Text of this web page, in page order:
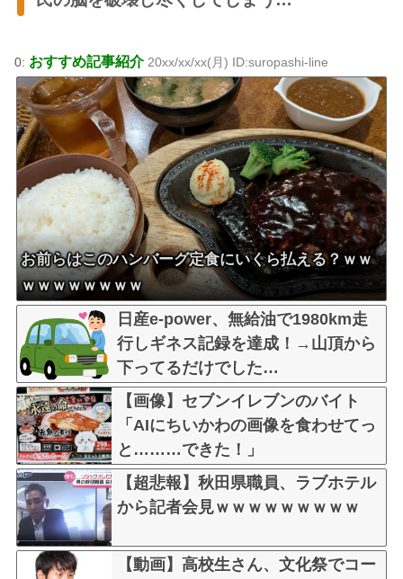
0: おすすめ記事紹介20xx/xx/xx(月) ID:suropashi-line
お前らはこのハンバーグ定食にいくら払える？ｗｗ
ｗｗｗｗｗｗｗｗ
日産e-power、無給油で1980km走
行しギネス記録を達成！→山頂から
下ってるだけでした…
【画像】セブンイレブンのバイト
「AIにちいかわの画像を食わせてっ
と………できた！」
【超悲報】秋田県職員、ラブホテル
から記者会見ｗｗｗｗｗｗｗｗｗ
【動画】高校生さん、文化祭でコー